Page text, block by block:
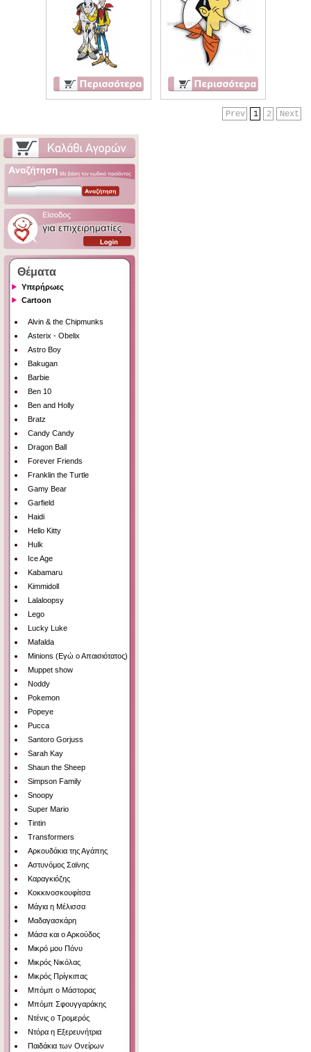
Next
2
1
Prev
Θέματα
Υπερήρωες
Cartoon
Alvin & the Chipmunks
Asterix - Obelix
Astro Boy
Bakugan
Barbie
Ben 10
Ben and Holly
Bratz
Candy Candy
Dragon Ball
Forever Friends
Franklin the Turtle
Gamy Bear
Garfield
Haidi
Hello Kitty
Hulk
Ice Age
Kabamaru
Kimmidoll
Lalaloopsy
Lego
Lucky Luke
Mafalda
Minions (Εγώ ο Απαισιότατος)
Muppet show
Noddy
Pokemon
Popeye
Pucca
Santoro Gorjuss
Sarah Kay
Shaun the Sheep
Simpson Family
Snoopy
Super Mario
Tintin
Transformers
Αρκουδάκια της Αγάπης
Αστυνόμος Σαϊνης
Καραγκιόζης
Κοκκινοσκουφίτσα
Μάγια η Μέλισσα
Μαδαγασκάρη
Μάσα και ο Αρκούδος
Μικρό μου Πόνυ
Μικρός Νικόλας
Μικρός Πρίγκιπας
Μπόμπ ο Μάστορας
Μπόμπ Σφουγγαράκης
Ντένις ο Τρομερός
Ντόρα η Εξερευνήτρια
Παιδάκια των Ονείρων